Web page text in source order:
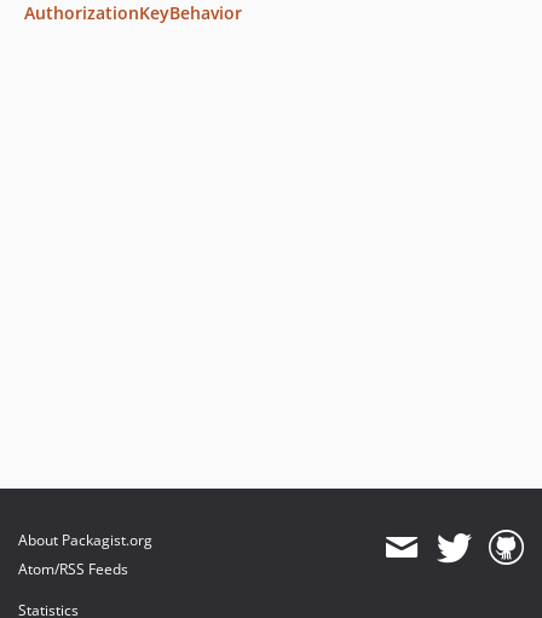
AuthorizationKeyBehavior
About Packagist.org
Atom/RSS Feeds
Statistics